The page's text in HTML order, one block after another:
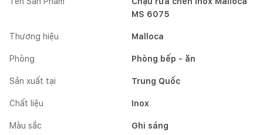
MS 6075
Thương hiệu Malloca
Phòng Phòng bếp - ăn
Sản xuất tại Trung Quốc
Chất liệu Inox
Màu sắc Ghi sáng